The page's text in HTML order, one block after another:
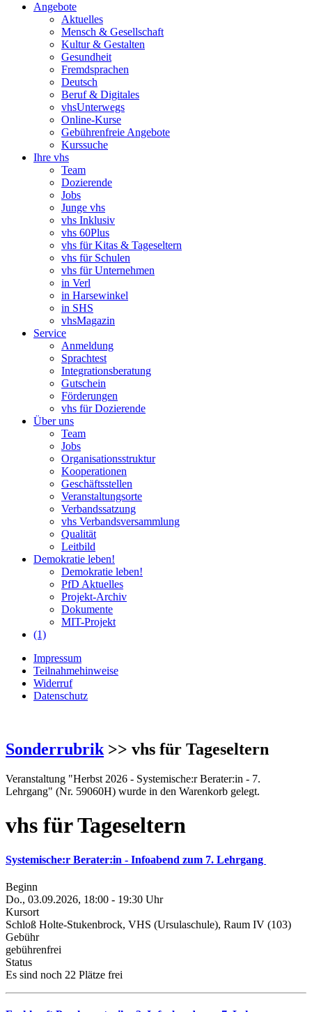
Angebote
Aktuelles
Mensch & Gesellschaft
Kultur & Gestalten
Gesundheit
Fremdsprachen
Deutsch
Beruf & Digitales
vhsUnterwegs
Online-Kurse
Gebührenfreie Angebote
Kurssuche
Ihre vhs
Team
Dozierende
Jobs
Junge vhs
vhs Inklusiv
vhs 60Plus
vhs für Kitas & Tageseltern
vhs für Schulen
vhs für Unternehmen
in Verl
in Harsewinkel
in SHS
vhsMagazin
Service
Anmeldung
Sprachtest
Integrationsberatung
Gutschein
Förderungen
vhs für Dozierende
Über uns
Team
Jobs
Organisationsstruktur
Kooperationen
Geschäftsstellen
Veranstaltungsorte
Verbandssatzung
vhs Verbandsversammlung
Qualität
Leitbild
Demokratie leben!
Demokratie leben!
PfD Aktuelles
Projekt-Archiv
Dokumente
MIT-Projekt
(1)
Impressum
Teilnahmehinweise
Widerruf
Datenschutz
Sonderrubrik >> vhs für Tageseltern
Veranstaltung "Herbst 2026 - Systemische:r Berater:in - 7.
Lehrgang" (Nr. 59060H) wurde in den Warenkorb gelegt.
vhs für Tageseltern
Systemische:r Berater:in - Infoabend zum 7. Lehrgang
Beginn
Do., 03.09.2026, 18:00 - 19:30 Uhr
Kursort
Schloß Holte-Stukenbrock, VHS (Ursulaschule), Raum IV (103)
Gebühr
gebührenfrei
Status
Es sind noch 22 Plätze frei